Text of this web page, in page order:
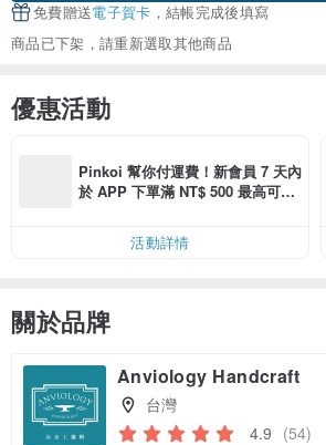
免費贈送電子賀卡 ，結帳完成後填寫
商品已下架，請重新選取其他商品
優惠活動
Pinkoi 幫你付運費！新會員 7 天內
於 APP 下單滿 NT$ 500 最高可折
活動詳情
關於品牌
Anviology Handcraft
台灣
4.9 (54)